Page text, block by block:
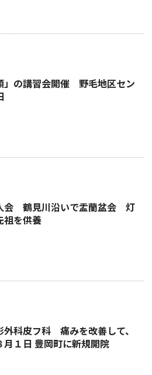
」の講習会開催 野毛地区セン
会 鶴見川沿いで盂蘭盆会 灯
祖を供養
外科皮フ科 痛みを改善して、
１日 豊岡町に新規開院